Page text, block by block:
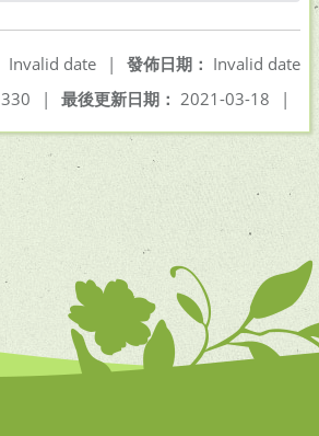
發佈日期： Invalid date
Invalid date
|
最後更新日期： 2021-03-18 |
330 |